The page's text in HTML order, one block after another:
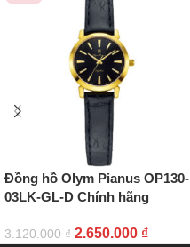
Đồng hồ Olym Pianus OP130-
03LK-GL-D Chính hãng
3.120.000₫ 2.650.000 ₫